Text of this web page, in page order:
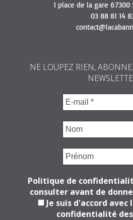
1 place de la gare
03 88 81 14
NE LOUPEZ RIEN,
Politique de
consulter avant de
Je suis d'accord
confidentialité